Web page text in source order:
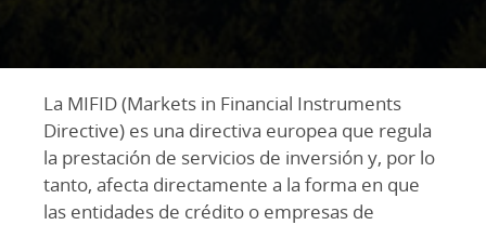
La MIFID (Markets in Financial Instruments
Directive) es una directiva europea que regula
la prestación de servicios de inversión y, por lo
tanto, afecta directamente a la forma en que
las entidades de crédito o empresas de